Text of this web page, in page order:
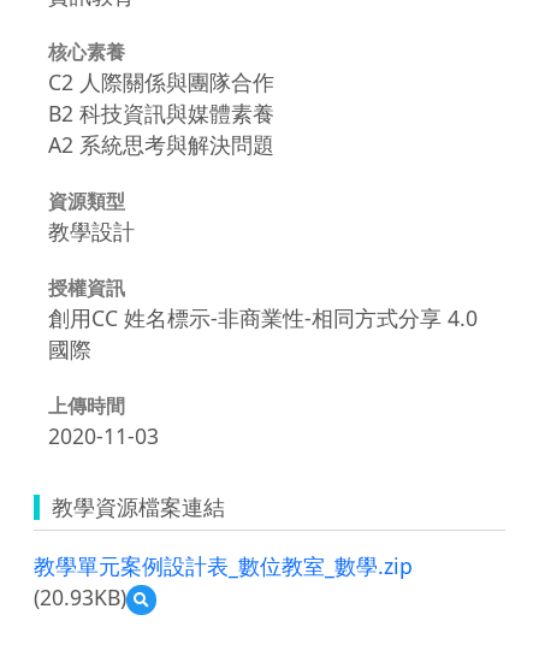
核心素養
C2 人際關係與團隊合作
B2 科技資訊與媒體素養
A2 系統思考與解決問題
資源類型
教學設計
授權資訊
創用CC 姓名標示-非商業性-相同方式分享 4.0
國際
上傳時間
2020-11-03
教學資源檔案連結
教學單元案例設計表_數位教室_數學.zip
(20.93KB)
預
覽